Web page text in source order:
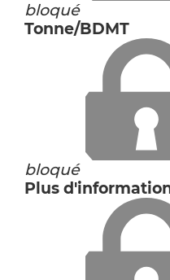
bloqué
Tonne/BDMT
bloqué
Plus